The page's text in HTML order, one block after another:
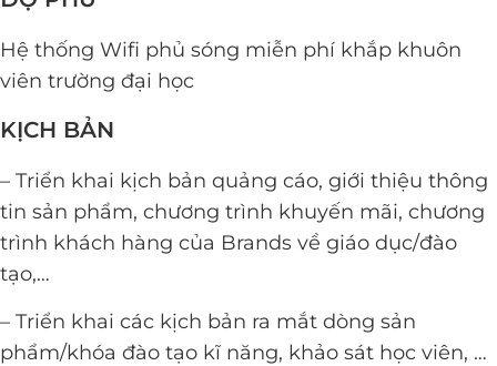
Hệ thống Wifi phủ sóng miễn phí khắp khuôn
viên trường đại học
KỊCH BẢN
– Triển khai kịch bản quảng cáo, giới thiệu thông
tin sản phẩm, chương trình khuyến mãi, chương
trình khách hàng của Brands về giáo dục/đào
tạo,…
– Triển khai các kịch bản ra mắt dòng sản
phẩm/khóa đào tạo kĩ năng, khảo sát học viên, …